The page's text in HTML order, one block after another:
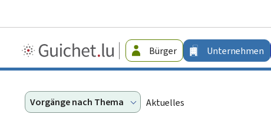
Guichet.lu
-
Bürger Unternehmen
Vorgänge nach Thema Aktuelles